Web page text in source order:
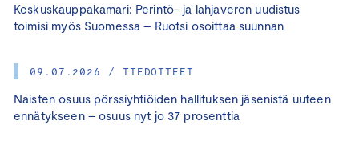
Keskuskauppakamari: Perintö- ja lahjaveron uudistus
toimisi myös Suomessa – Ruotsi osoittaa suunnan
09.07.2026 / TIEDOTTEET
Naisten osuus pörssiyhtiöiden hallituksen jäsenistä uuteen
ennätykseen – osuus nyt jo 37 prosenttia